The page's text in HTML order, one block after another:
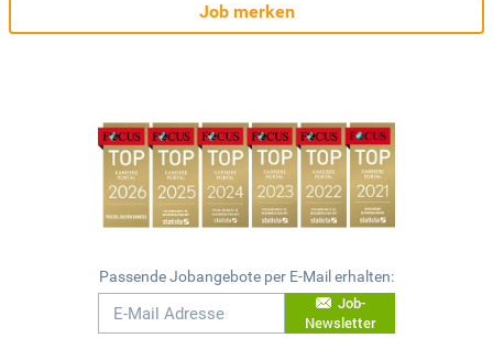
Job merken
Passende Jobangebote per E-Mail erhalten:
Job-
Newsletter